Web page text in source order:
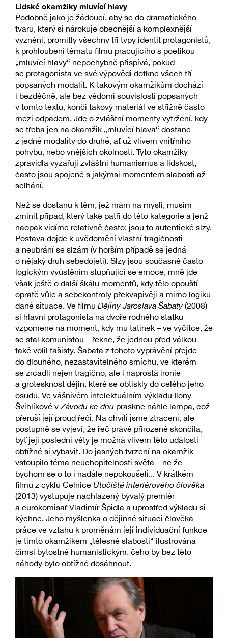
Lidské okamžiky mluvící hlavy
Podobně jako je žádoucí, aby se do dramatického
tvaru, který si nárokuje obecnější a komplexnější
vyznění, promítly všechny tři typy identit protagonistů,
k prohloubení tématu filmu pracujícího s poetikou
„mluvící hlavy“ nepochybně přispívá, pokud
se protagonista ve své výpovědi dotkne všech tří
popsaných modalit. K takovým okamžikům dochází
i bezděčně, ale bez vědomí souvislostí popsaných
v tomto textu, končí takový materiál ve střižně často
mezi odpadem. Jde o zvláštní momenty vytržení, kdy
se třeba jen na okamžik „mluvící hlava“ dostane
z jedné modality do druhé, ať už vlivem vnitřního
pohybu, nebo vnějších okolností. Tyto okamžiky
zpravidla vyzařují zvláštní humanismus a lidskost,
často jsou spojené s jakýmsi momentem slabosti až
selhání.
Než se dostanu k těm, jež mám na mysli, musím
zmínit případ, který také patří do této kategorie a jenž
naopak vidíme relativně často: jsou to autentické slzy.
Postava dojde k uvědomění vlastní tragičnosti
a neubrání se slzám (v horším případě se jedná
o nějaký druh sebedojetí). Slzy jsou současně často
logickým vyústěním stupňující se emoce, mně jde
však ještě o další škálu momentů, kdy tělo opouští
opratě vůle a sebekontroly překvapivěji a mimo logiku
dané situace. Ve filmu Dějiny Jaroslava Šabaty (2008)
si hlavní protagonista na dvoře rodného statku
vzpomene na moment, kdy mu tatínek – ve výčitce, že
se stal komunistou – řekne, že jednou před válkou
také volil fašisty. Šabata z tohoto vyprávění přejde
do dlouhého, nezastavitelného smíchu, ve kterém
se zrcadlí nejen tragično, ale i naprostá ironie
a grotesknost dějin, které se obtiskly do celého jeho
osudu. Ve vášnivém intelektuálním výkladu Ilony
Švihlíkové vZávodu ke dnu praskne náhle lampa, což
přeruší její proud řeči. Na chvíli jsme ztraceni, ale
postupně se vyjeví, že řeč právě přirozeně skončila,
byť její poslední věty je možná vlivem této události
obtížné si vybavit. Do jasných tvrzení na okamžik
vstoupilo téma neuchopitelnosti světa – ne že
bychom se o to i nadále nepokoušeli... V krátkém
filmu z cyklu Celnice Útočiště interiérového člověka
(2013) vystupuje nachlazený bývalý premiér
a eurokomisař Vladimír Špidla a uprostřed výkladu si
kýchne. Jeho myšlenka o dějinné situaci člověka
práce ve vztahu k proměnám její individuační funkce
je tímto okamžikem „tělesné slabosti“ ilustrována
čímsi bytostně humanistickým, čeho by bez této
náhody bylo obtížné dosáhnout.